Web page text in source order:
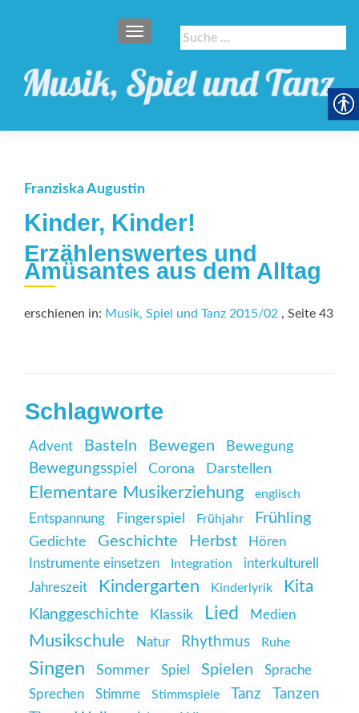
Suche
nach:
SCHALTE NAVIGATION
Franziska Augustin
Kinder, Kinder!
Erzählenswertes und
Amüsantes aus dem Alltag
erschienen in: Musik, Spiel und Tanz 2015/02 , Seite 43
Schlagworte
Advent Basteln Bewegen Bewegung
Bewegungsspiel Corona Darstellen
Elementare Musikerziehung englisch
Entspannung Fingerspiel Frühjahr Frühling
Gedichte Geschichte Herbst
Hören
Instrumente einsetzen
Integration
interkulturell
Jahreszeit
Kindergarten Kinderlyrik Kita
Klanggeschichte Klassik Lied Medien
Musikschule Natur Rhythmus Ruhe
Singen Sommer Spiel Spielen
Sprache
Sprechen
Stimme Stimmspiele Tanz
Tanzen